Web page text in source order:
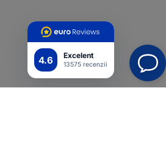
4.6 Excelent
13575 recenzii